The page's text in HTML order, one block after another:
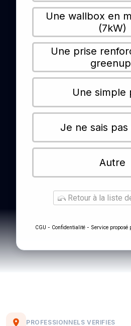
Une wallbox en
(7kW)
Une prise
Une simple
Je ne sais
Autre
Retour à la liste
CGU - Confidentialité - Service proposé
PROFESSIONNELS VERIFIES